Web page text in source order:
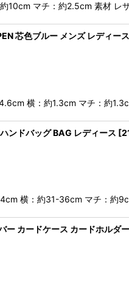
10cm マチ：約2.5cm 素材
芯色ブルー メンズ レディース
横：約1.3cm マチ：約
ンドバッグ BAG レディース [
横：約31-36cm マチ：約
カードケース カードホルダ